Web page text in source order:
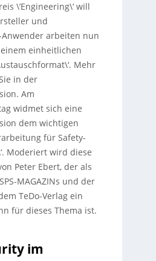
\’Engineering\‘ will
und
arbeiten nun
einheitlichen
Mehr
in der
Am
widmet sich eine
dem wichtigen
für Safety-
Moderiert wird diese
Peter Ebert, der als
MAGAZINs und der
TeDo-Verlag ein
für dieses Thema ist.
im